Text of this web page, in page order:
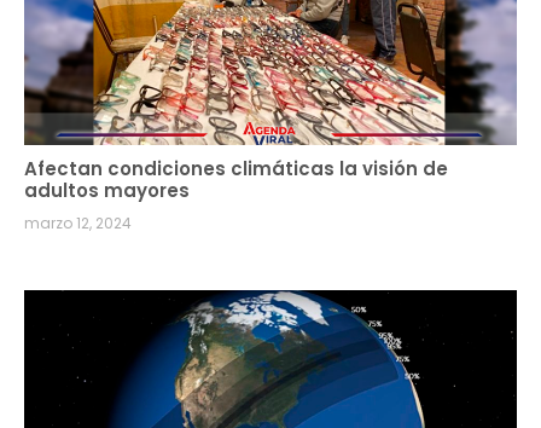
Afectan condiciones climáticas la visión de
adultos mayores
marzo 12, 2024